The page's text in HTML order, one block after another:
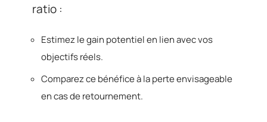
ratio :
Estimez le gain potentiel en lien avec vos
objectifs réels.
Comparez ce bénéfice à la perte envisageable
en cas de retournement.